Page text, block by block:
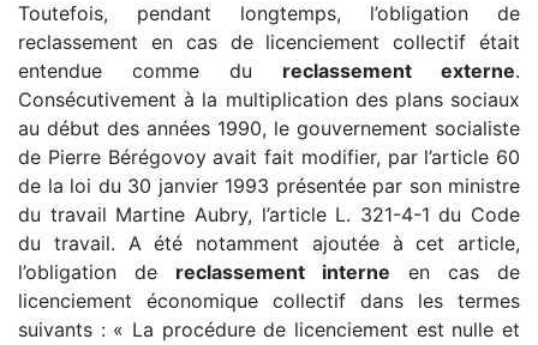
Toutefois, pendant longtemps, l’obligation de
reclassement en cas de licenciement collectif était
entendue comme du reclassement externe.
Consécutivement à la multiplication des plans sociaux
au début des années 1990, le gouvernement socialiste
de Pierre Bérégovoy avait fait modifier, par l’article 60
de la loi du 30 janvier 1993 présentée par son ministre
du travail Martine Aubry, l’article L. 321-4-1 du Code
du travail. A été notamment ajoutée à cet article,
l’obligation de reclassement interne en cas de
licenciement économique collectif dans les termes
suivants : « La procédure de licenciement est nulle et